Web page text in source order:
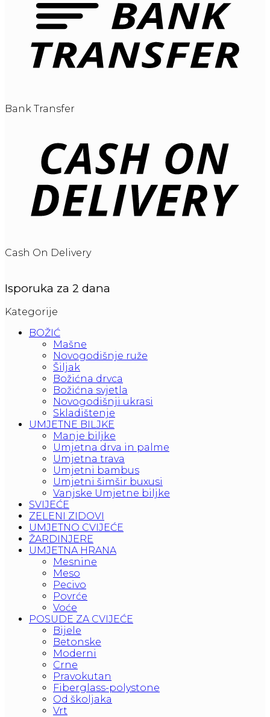
Bank Transfer
Cash On Delivery
Isporuka za 2 dana
Kategorije
BOŽIĆ
Mašne
Novogodišnje ruže
Šiljak
Božićna drvca
Božićna svjetla
Novogodišnji ukrasi
Skladištenje
UMJETNE BILJKE
Manje biljke
Umjetna drva in palme
Umjetna trava
Umjetni bambus
Umjetni šimšir buxusi
Vanjske Umjetne biljke
SVIJEĆE
ZELENI ZIDOVI
UMJETNO CVIJEĆE
ŽARDINJERE
UMJETNA HRANA
Mesnine
Meso
Pecivo
Povrće
Voće
POSUDE ZA CVIJEĆE
Bijele
Betonske
Moderni
Crne
Pravokutan
Fiberglass-polystone
Od školjaka
Vrt